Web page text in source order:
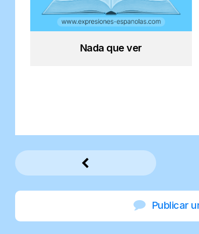
Nada que ver
Publicar